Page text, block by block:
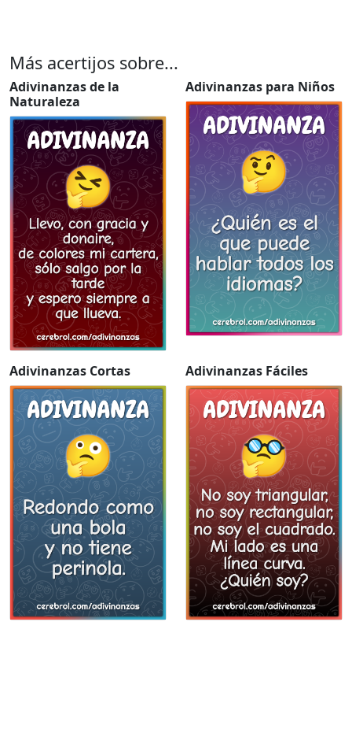
Más acertijos sobre...
Adivinanzas de la
Naturaleza
Adivinanzas para Niños
Adivinanzas Cortas Adivinanzas Fáciles